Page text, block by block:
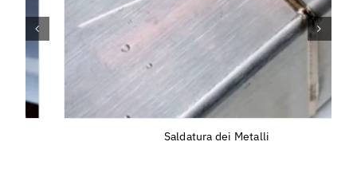
Saldatura dei Metalli